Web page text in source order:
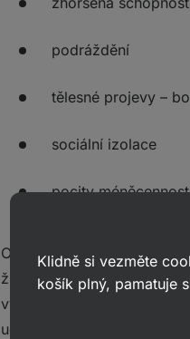
podráždění
tělesné projevy –
sociální izolace
pocity
Ohroženi jsou zejména
životě nebo fitness sféře.
vyhoření časem “prostě
udeří naplno, daného
Klidně si vezměte
košík plný, pamatuje